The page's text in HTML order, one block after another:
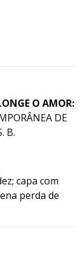
O AMOR:
DE
B.
capa com
perda de